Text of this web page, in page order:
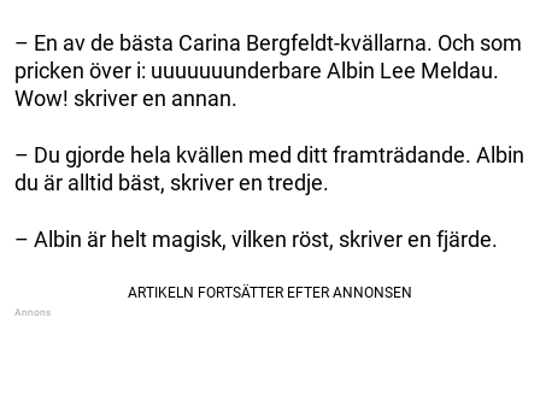
– En av de bästa Carina Bergfeldt-kvällarna. Och som
pricken över i: uuuuuuunderbare Albin Lee Meldau.
Wow! skriver en annan.
– Du gjorde hela kvällen med ditt framträdande. Albin
du är alltid bäst, skriver en tredje.
– Albin är helt magisk, vilken röst, skriver en fjärde.